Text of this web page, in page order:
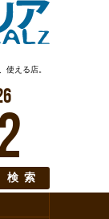
使える店。
検索